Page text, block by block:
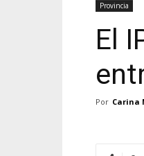
Provincia
El
Por Carina